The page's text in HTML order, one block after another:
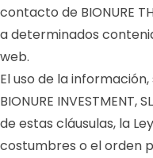
contacto de BIONURE
a determinados
web.
El uso de la
BIONURE
de estas cláusulas, la
costumbres o el orden